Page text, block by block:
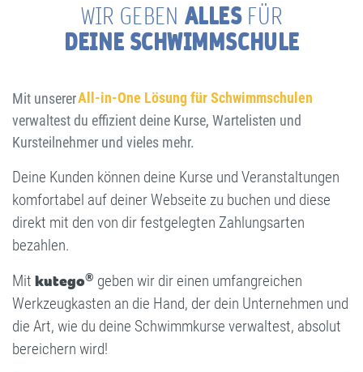
WIR GEBEN ALLES FÜR
DEINE SCHWIMMSCHULE
Mit unsererAll-in-One Lösungfür Schwimmschulen
verwaltest du effizient deine Kurse, Wartelisten und
Kursteilnehmer und vieles mehr.
Deine Kunden können deine Kurse und Veranstaltungen
komfortabel auf deiner Webseite zu buchen und diese
direkt mit den von dir festgelegten Zahlungsarten
bezahlen.
Mit kutego® geben wir dir einen umfangreichen
Werkzeugkasten an die Hand, der dein Unternehmen und
die Art, wie du deine Schwimmkurse verwaltest, absolut
bereichern wird!